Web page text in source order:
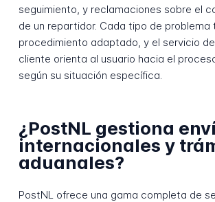
seguimiento, y reclamaciones sobre el
de un repartidor. Cada tipo de problema
procedimiento adaptado, y el servicio
cliente orienta al usuario hacia el
según su situación específica.
¿PostNL gestiona
internacionales y
aduanales?
PostNL ofrece una gama completa de